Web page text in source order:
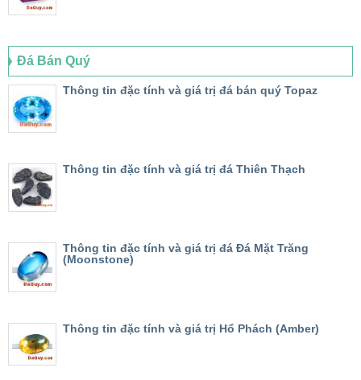
Đá Bán Quý
Thông tin đặc tính và giá trị đá bán quý Topaz
Thông tin đặc tính và giá trị đá Thiên Thạch
Thông tin đặc tính và giá trị đá Đá Mặt Trăng
(Moonstone)
Thông tin đặc tính và giá trị Hổ Phách (Amber)